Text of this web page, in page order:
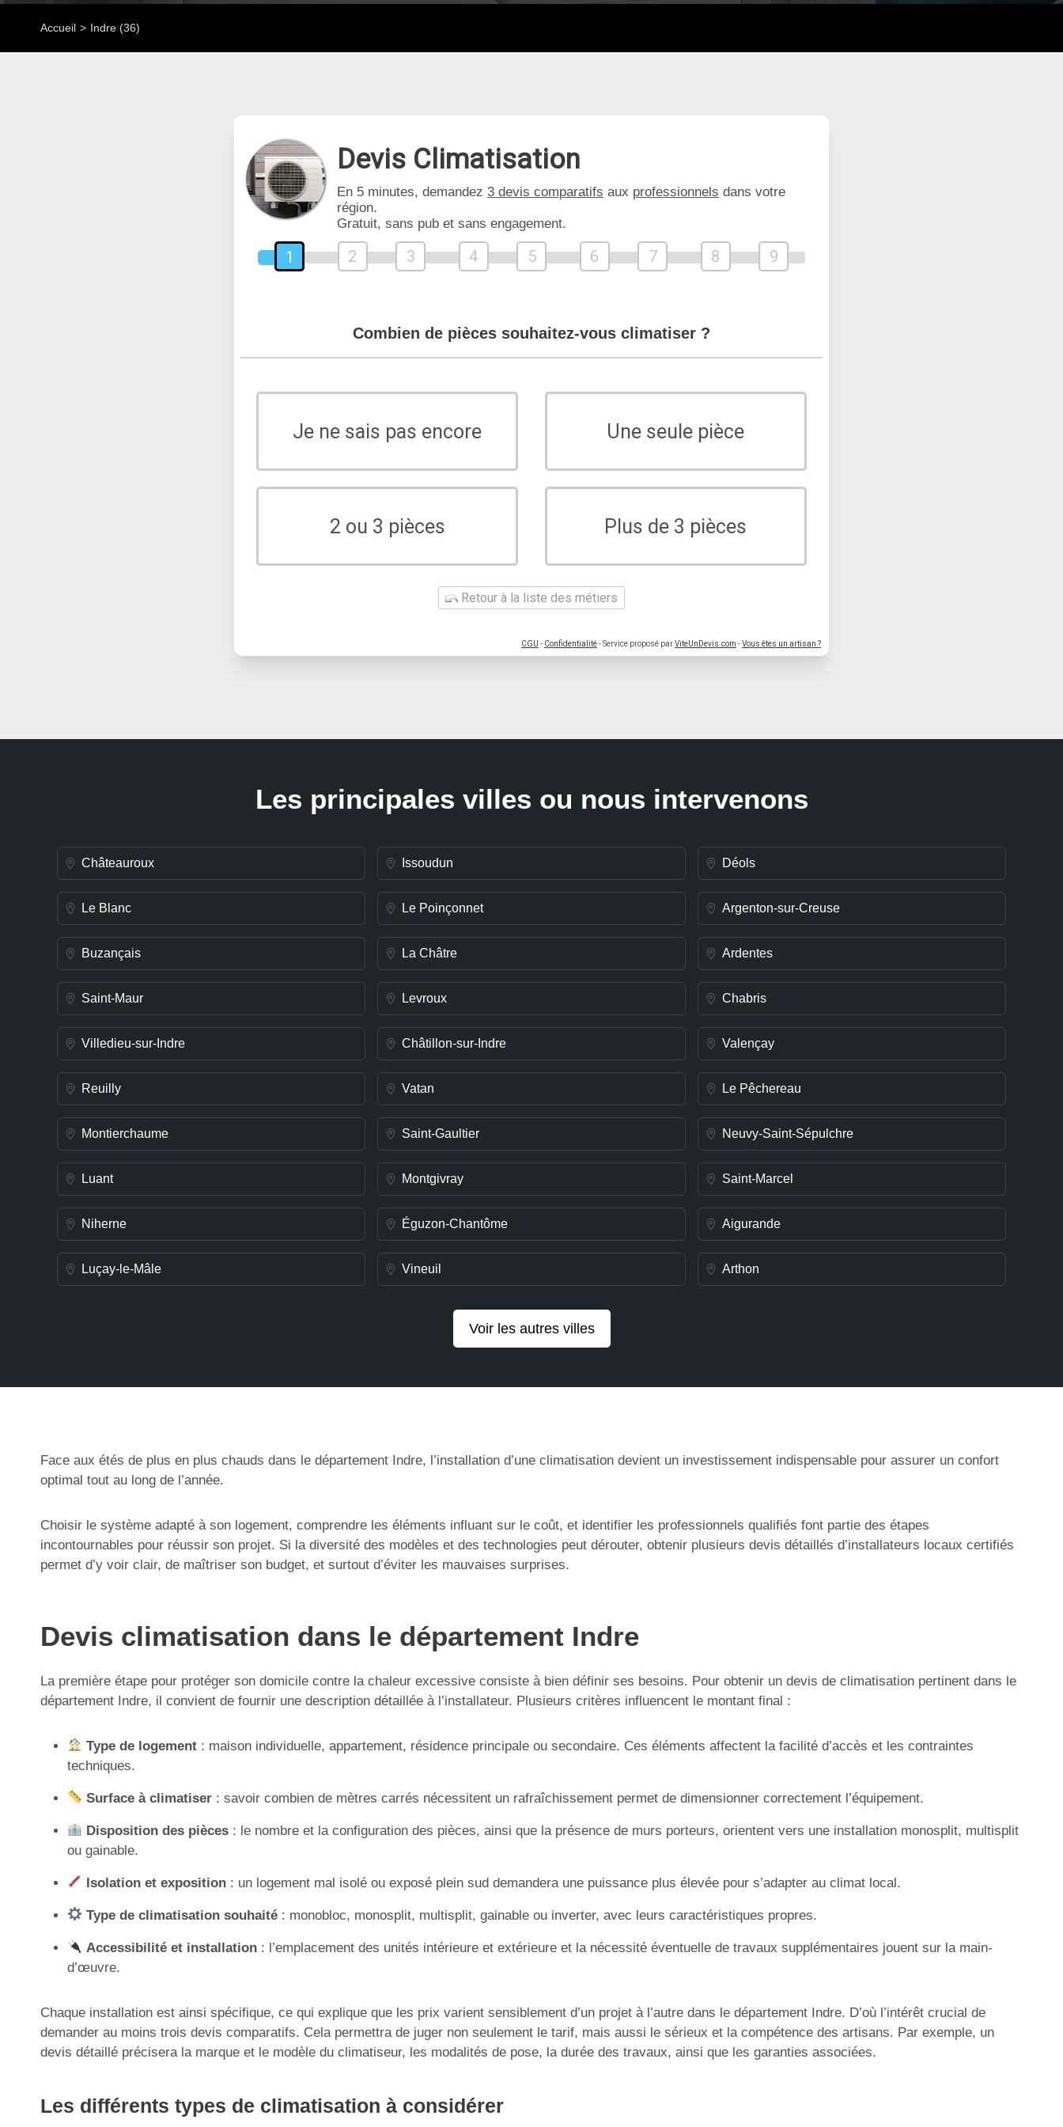
Accueil Indre (36)
Devis Climatisation
En 5 minutes, demandez 3 devis comparatifs aux professionnels dans votre
région.
Gratuit, sans pub et sans engagement.
1 2 3 4 5 6 7 8 9
Combien de pièces souhaitez-vous climatiser ?
Je ne sais pas encore Une seule pièce
2 ou 3 pièces Plus de 3 pièces
Retour à la liste des métiers
CGU - Confidentialité- Service proposé parViteUnDevis.com -Vous êtes un artisan ?
Les principales villes ou nous intervenons
Châteauroux Issoudun Déols
Le Blanc Le Poinçonnet Argenton-sur-Creuse
Buzançais La Châtre Ardentes
Saint-Maur Levroux Chabris
Villedieu-sur-Indre Châtillon-sur-Indre Valençay
Reuilly Vatan Le Pêchereau
Montierchaume Saint-Gaultier Neuvy-Saint-Sépulchre
Luant Montgivray Saint-Marcel
Niherne Éguzon-Chantôme Aigurande
Luçay-le-Mâle Vineuil Arthon
Voir les autres villes
Face aux étés de plus en plus chauds dans le département Indre, l’installation d’une climatisation devient un investissement indispensable pour assurer un confort
optimal tout au long de l’année.
Choisir le système adapté à son logement, comprendre les éléments influant sur le coût, et identifier les professionnels qualifiés font partie des étapes
incontournables pour réussir son projet. Si la diversité des modèles et des technologies peut dérouter, obtenir plusieurs devis détaillés d’installateurs locaux certifiés
permet d’y voir clair, de maîtriser son budget, et surtout d’éviter les mauvaises surprises.
Devis climatisation dans le département Indre
La première étape pour protéger son domicile contre la chaleur excessive consiste à bien définir ses besoins. Pour obtenir un devis de climatisation pertinent dans le
département Indre, il convient de fournir une description détaillée à l’installateur. Plusieurs critères influencent le montant final :
Type de logement : maison individuelle, appartement, résidence principale ou secondaire. Ces éléments affectent la facilité d’accès et les contraintes
techniques.
Surface à climatiser : savoir combien de mètres carrés nécessitent un rafraîchissement permet de dimensionner correctement l’équipement.
Disposition des pièces : le nombre et la configuration des pièces, ainsi que la présence de murs porteurs, orientent vers une installation monosplit, multisplit
ou gainable.
Isolation et exposition : un logement mal isolé ou exposé plein sud demandera une puissance plus élevée pour s’adapter au climat local.
Type de climatisation souhaité : monobloc, monosplit, multisplit, gainable ou inverter, avec leurs caractéristiques propres.
Accessibilité et installation : l’emplacement des unités intérieure et extérieure et la nécessité éventuelle de travaux supplémentaires jouent sur la main-
d’œuvre.
Chaque installation est ainsi spécifique, ce qui explique que les prix varient sensiblement d’un projet à l’autre dans le département Indre. D’où l’intérêt crucial de
demander au moins trois devis comparatifs. Cela permettra de juger non seulement le tarif, mais aussi le sérieux et la compétence des artisans. Par exemple, un
devis détaillé précisera la marque et le modèle du climatiseur, les modalités de pose, la durée des travaux, ainsi que les garanties associées.
Les différents types de climatisation à considérer